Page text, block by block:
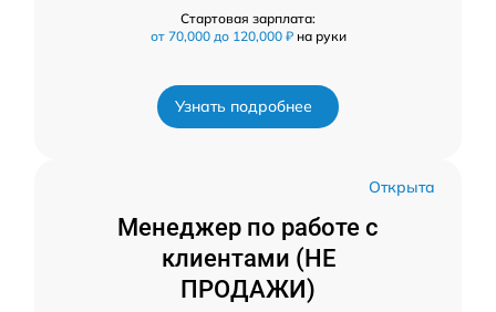
Стартовая зарплата:
от 70,000 до 120,000 ₽ на руки
Узнать подробнее
Открыта
Менеджер по работе с
клиентами (НЕ
ПРОДАЖИ)